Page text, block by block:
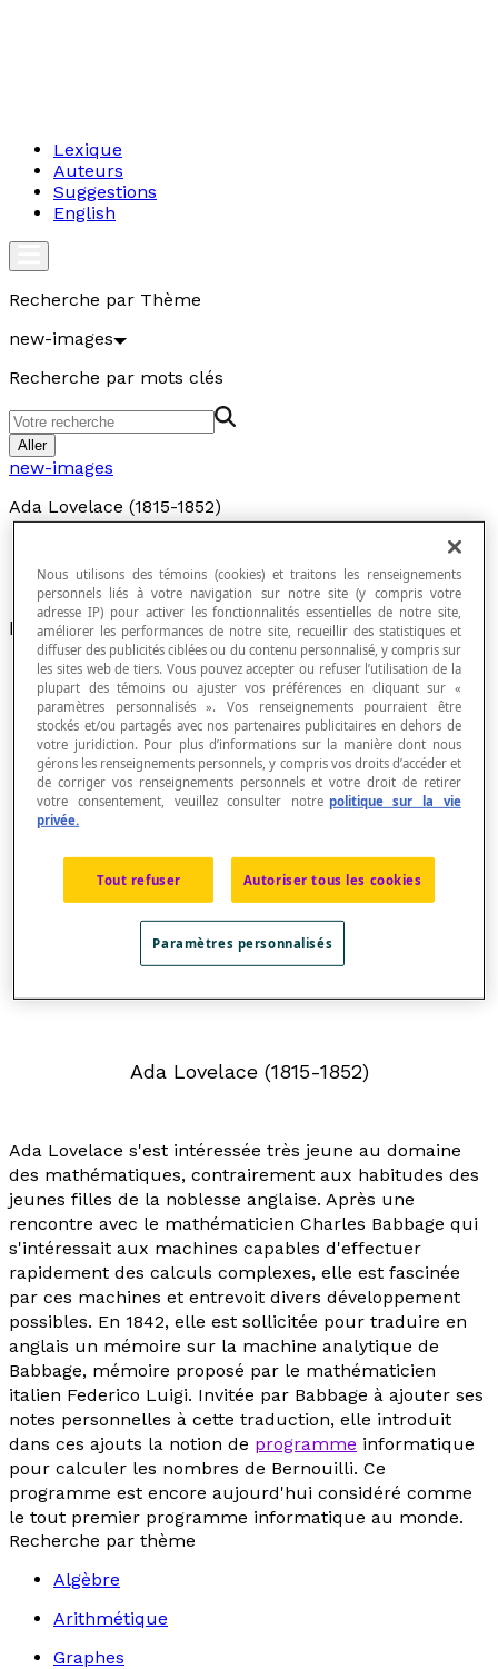
Lexique
Auteurs
Suggestions
English
Recherche par Thème
new-images
Recherche par mots clés
Aller
new-images
Ada Lovelace (1815-1852)
Mathématicienne et informaticienne anglaise.
Ada Lovelace (1815-1852)
Ada Lovelace s'est intéressée très jeune au domaine
des mathématiques, contrairement aux habitudes des
jeunes filles de la noblesse anglaise. Après une
rencontre avec le mathématicien Charles Babbage qui
s'intéressait aux machines capables d'effectuer
rapidement des calculs complexes, elle est fascinée
par ces machines et entrevoit divers développement
possibles. En 1842, elle est sollicitée pour traduire en
anglais un mémoire sur la machine analytique de
Babbage, mémoire proposé par le mathématicien
italien Federico Luigi. Invitée par Babbage à ajouter ses
notes personnelles à cette traduction, elle introduit
dans ces ajouts la notion de programme informatique
pour calculer les nombres de Bernouilli. Ce
programme est encore aujourd'hui considéré comme
le tout premier programme informatique au monde.
Recherche par thème
Algèbre
Arithmétique
Graphes
Nous utilisons des témoins (cookies) et traitons les renseignements
personnels liés à votre navigation sur notre site (y compris votre
adresse IP) pour activer les fonctionnalités essentielles de notre site,
améliorer les performances de notre site, recueillir des statistiques et
diffuser des publicités ciblées ou du contenu personnalisé, y compris sur
les sites web de tiers. Vous pouvez accepter ou refuser l’utilisation de la
plupart des témoins ou ajuster vos préférences en cliquant sur «
paramètres personnalisés ». Vos renseignements pourraient être
stockés et/ou partagés avec nos partenaires publicitaires en dehors de
votre juridiction. Pour plus d’informations sur la manière dont nous
gérons les renseignements personnels, y compris vos droits d’accéder et
de corriger vos renseignements personnels et votre droit de retirer
votre consentement, veuillez consulter notre politique sur la vie
privée.
Tout refuser Autoriser tous les cookies
Paramètres personnalisés